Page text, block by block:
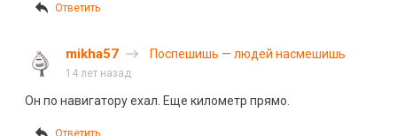
Ответить
mikha57 Поспешишь — людей насмешишь
14 лет назад
Он по навигатору ехал. Еще километр прямо.
Ответить